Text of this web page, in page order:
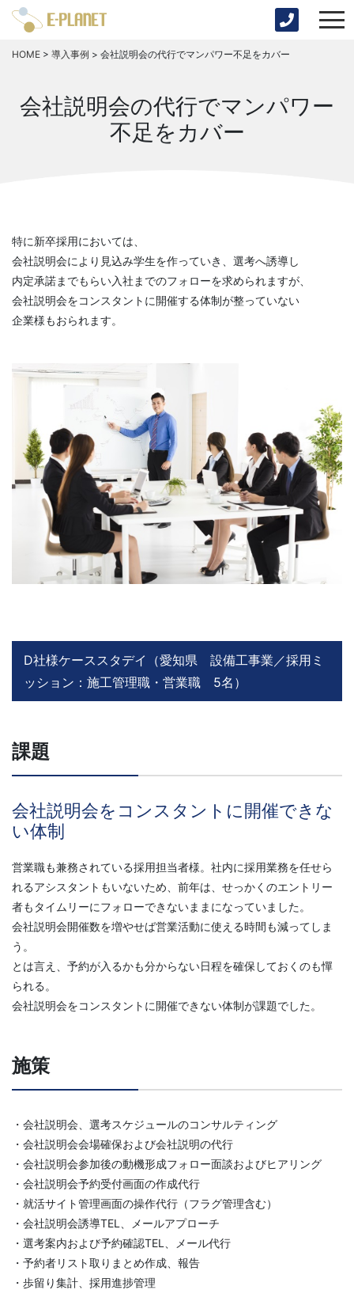
HOME > 導入事例 > 会社説明会の代行でマンパワー不足をカバー
会社説明会の代行でマンパワー
不足をカバー
特に新卒採用においては、
会社説明会により見込み学生を作っていき、選考へ誘導し
内定承諾までもらい入社までのフォローを求められますが、
会社説明会をコンスタントに開催する体制が整っていない
企業様もおられます。
D社様ケーススタデイ（愛知県 設備工事業／採用ミ
ッション：施工管理職・営業職 5名）
課題
会社説明会をコンスタントに開催できな
い体制
営業職も兼務されている採用担当者様。社内に採用業務を任せら
れるアシスタントもいないため、前年は、せっかくのエントリー
者もタイムリーにフォローできないままになっていました。
会社説明会開催数を増やせば営業活動に使える時間も減ってしま
う。
とは言え、予約が入るかも分からない日程を確保しておくのも憚
られる。
会社説明会をコンスタントに開催できない体制が課題でした。
施策
・会社説明会、選考スケジュールのコンサルティング
・会社説明会会場確保および会社説明の代行
・会社説明会参加後の動機形成フォロー面談およびヒアリング
・会社説明会予約受付画面の作成代行
・就活サイト管理画面の操作代行（フラグ管理含む）
・会社説明会誘導TEL、メールアプローチ
・選考案内および予約確認TEL、メール代行
・予約者リスト取りまとめ作成、報告
・歩留り集計、採用進捗管理